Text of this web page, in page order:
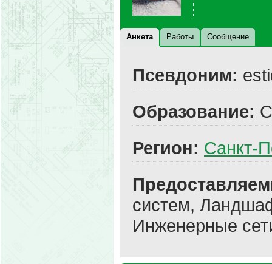
Анкета Работы Сообщение
Псевдоним:
Образование:
Регион: Санкт-
систем,
Инженерные